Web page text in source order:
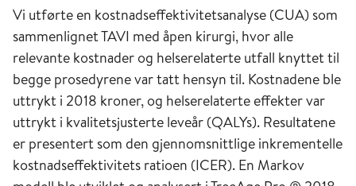
Vi utførte en kostnadseffektivitetsanalyse (CUA) som
sammenlignet TAVI med åpen kirurgi, hvor alle
relevante kostnader og helserelaterte utfall knyttet til
begge prosedyrene var tatt hensyn til. Kostnadene ble
uttrykt i 2018 kroner, og helserelaterte effekter var
uttrykt i kvalitetsjusterte leveår (QALYs). Resultatene
er presentert som den gjennomsnittlige inkrementelle
kostnadseffektivitets ratioen (ICER). En Markov